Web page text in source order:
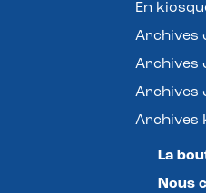
En
Archives
Archives
Archives
Archives
La
Nous